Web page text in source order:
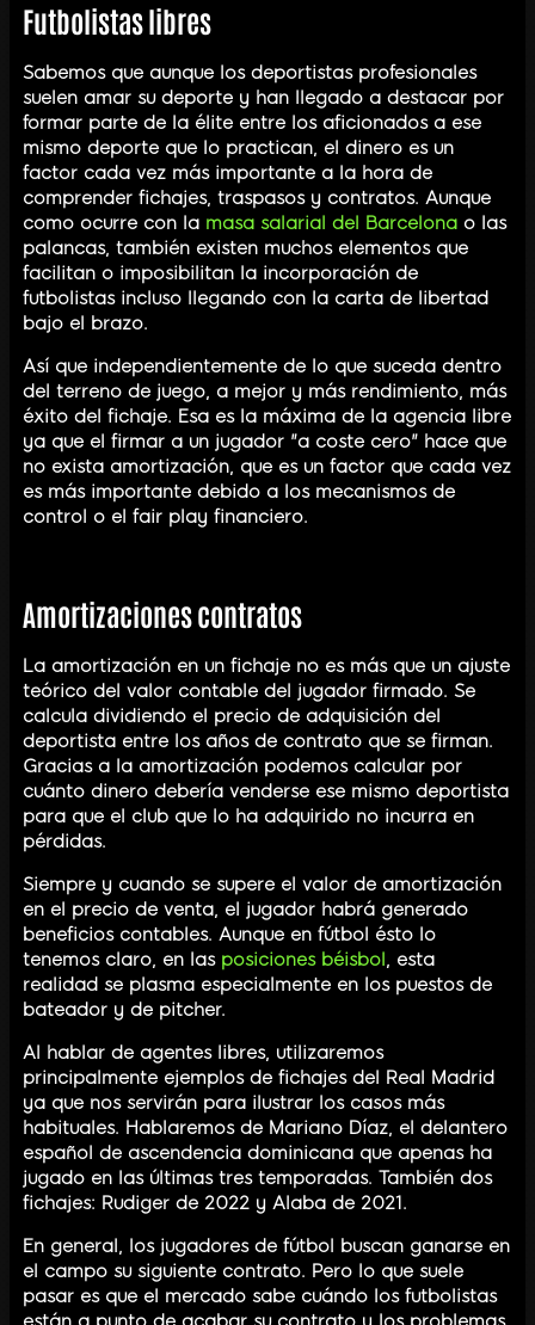
Futbolistas libres
Sabemos que aunque los deportistas profesionales
suelen amar su deporte y han llegado a destacar por
formar parte de la élite entre los aficionados a ese
mismo deporte que lo practican, el dinero es un
factor cada vez más importante a la hora de
comprender fichajes, traspasos y contratos. Aunque
como ocurre con la masa salarial del Barcelona o las
palancas, también existen muchos elementos que
facilitan o imposibilitan la incorporación de
futbolistas incluso llegando con la carta de libertad
bajo el brazo.
Así que independientemente de lo que suceda dentro
del terreno de juego, a mejor y más rendimiento, más
éxito del fichaje. Esa es la máxima de la agencia libre
ya que el firmar a un jugador "a coste cero" hace que
no exista amortización, que es un factor que cada vez
es más importante debido a los mecanismos de
control o el fair play financiero.
Amortizaciones contratos
La amortización en un fichaje no es más que un ajuste
teórico del valor contable del jugador firmado. Se
calcula dividiendo el precio de adquisición del
deportista entre los años de contrato que se firman.
Gracias a la amortización podemos calcular por
cuánto dinero debería venderse ese mismo deportista
para que el club que lo ha adquirido no incurra en
pérdidas.
Siempre y cuando se supere el valor de amortización
en el precio de venta, el jugador habrá generado
beneficios contables. Aunque en fútbol ésto lo
tenemos claro, en las posiciones béisbol, esta
realidad se plasma especialmente en los puestos de
bateador y de pitcher.
Al hablar de agentes libres, utilizaremos
principalmente ejemplos de fichajes del Real Madrid
ya que nos servirán para ilustrar los casos más
habituales. Hablaremos de Mariano Díaz, el delantero
español de ascendencia dominicana que apenas ha
jugado en las últimas tres temporadas. También dos
fichajes: Rudiger de 2022 y Alaba de 2021.
En general, los jugadores de fútbol buscan ganarse en
el campo su siguiente contrato. Pero lo que suele
pasar es que el mercado sabe cuándo los futbolistas